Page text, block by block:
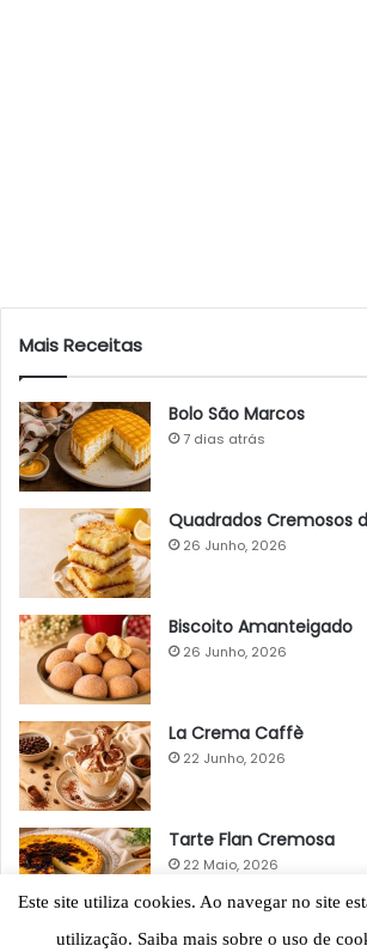
Mais Receitas
Bolo São Marcos
7 dias atrás
Quadrados Cremosos
26 Junho, 2026
Biscoito Amanteigado
26 Junho, 2026
La Crema Caffè
22 Junho, 2026
Tarte Flan Cremosa
22 Maio, 2026
Este site utiliza cookies. Ao navegar no site
utilização. Saiba mais sobre o uso de